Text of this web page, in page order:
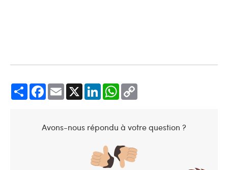
Share Facebook Email LinkedIn WhatsApp
Avons-nous répondu à votre question ?